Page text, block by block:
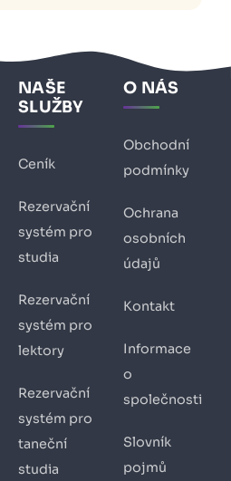
NAŠE
SLUŽBY
Ceník
Rezervační
systém pro
studia
Rezervační
systém pro
lektory
Rezervační
systém pro
taneční
studia
O NÁS
Obchodní
podmínky
Ochrana
osobních
údajů
Kontakt
Informace
o
společnosti
Slovník
pojmů